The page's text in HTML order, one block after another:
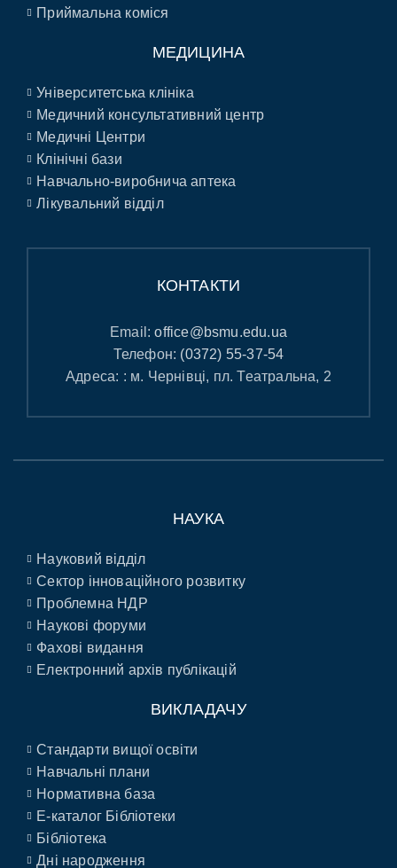
Приймальна коміся
МЕДИЦИНА
Університетська клініка
Медичний консультативний центр
Медичні Центри
Клінічні бази
Навчально-виробнича аптека
Лікувальний відділ
КОНТАКТИ
Email:office@bsmu.edu.ua
Телефон: (0372) 55-37-54
Адреса: : м. Чернівці, пл. Театральна, 2
НАУКА
Науковий відділ
Сектор інноваційного розвитку
Проблемна НДР
Наукові форуми
Фахові видання
Електронний архів публікацій
ВИКЛАДАЧУ
Стандарти вищої освіти
Навчальні плани
Нормативна база
E-каталог Бібліотеки
Бібліотека
Дні народження